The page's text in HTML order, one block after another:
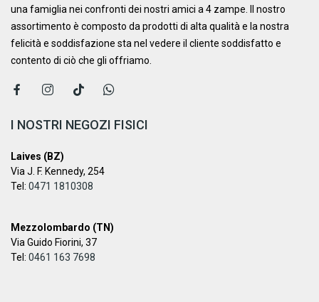
una famiglia nei confronti dei nostri amici a 4 zampe. ​Il nostro
assortimento è composto da prodotti di alta qualità e la nostra
felicità e soddisfazione sta nel vedere il cliente soddisfatto e
contento di ciò che gli offriamo.
I NOSTRI NEGOZI FISICI
Laives (BZ)
Via J. F. Kennedy, 254
Tel: 0471 1810308
Mezzolombardo (TN)
Via Guido Fiorini, 37
Tel: 0461 163 7698